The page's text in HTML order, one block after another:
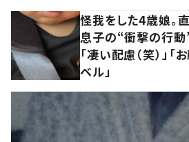
怪我をした4歳娘。
息子の“衝撃の行
「凄い配慮（笑）」
ベル」